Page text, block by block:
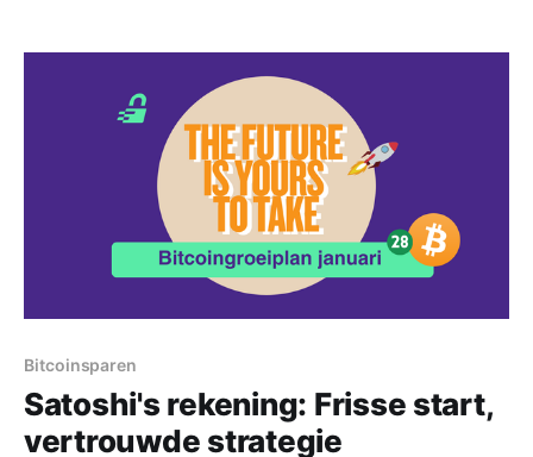
Bitcoinsparen
Satoshi's rekening: Frisse start,
vertrouwde strategie